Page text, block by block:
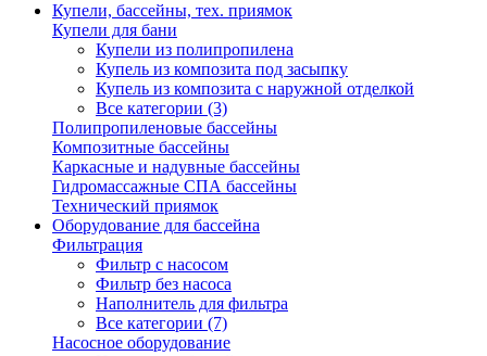
Купели, бассейны, тех. приямок
Купели для бани
Купели из полипропилена
Купель из композита под засыпку
Купель из композита с наружной отделкой
Все категории (3)
Полипропиленовые бассейны
Композитные бассейны
Каркасные и надувные бассейны
Гидромассажные СПА бассейны
Технический приямок
Оборудование для бассейна
Фильтрация
Фильтр с насосом
Фильтр без насоса
Наполнитель для фильтра
Все категории (7)
Насосное оборудование